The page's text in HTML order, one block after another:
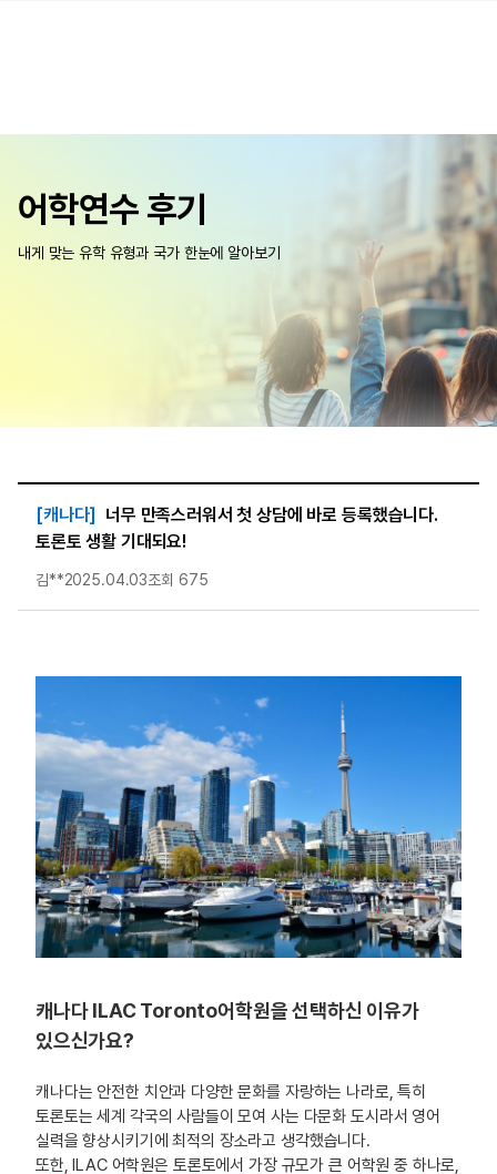
어학연수 후기
내게 맞는 유학 유형과 국가 한눈에 알아보기
[캐나다] 너무 만족스러워서 첫 상담에 바로 등록했습니다.
토론토 생활 기대되요!
김**2025.04.03조회 675
캐나다 ILAC Toronto어학원을 선택하신 이유가
있으신가요?
캐나다는 안전한 치안과 다양한 문화를 자랑하는 나라로, 특히
토론토는 세계 각국의 사람들이 모여 사는 다문화 도시라서 영어
실력을 향상시키기에 최적의 장소라고 생각했습니다.
또한, ILAC 어학원은 토론토에서 가장 규모가 큰 어학원 중 하나로,